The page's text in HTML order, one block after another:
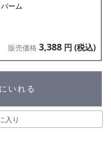
ーム
販売価格 3,388 円 (税込)
いれる
入り